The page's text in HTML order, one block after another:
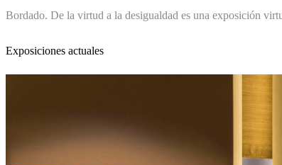
Bordado. De la virtud a la desigualdad es una exposición
Exposiciones actuales